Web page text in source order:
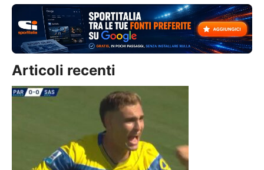
Articoli recenti